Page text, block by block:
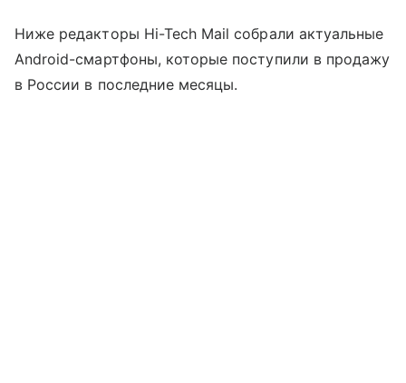
Ниже редакторы Hi-Tech Mail собрали актуальные
Android-смартфоны, которые поступили в продажу
в России в последние месяцы.